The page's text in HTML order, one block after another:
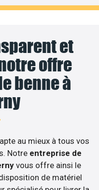
et
offre
benne à
au mieux à tous vos
Notre entreprise de
vous offre ainsi le
de matériel